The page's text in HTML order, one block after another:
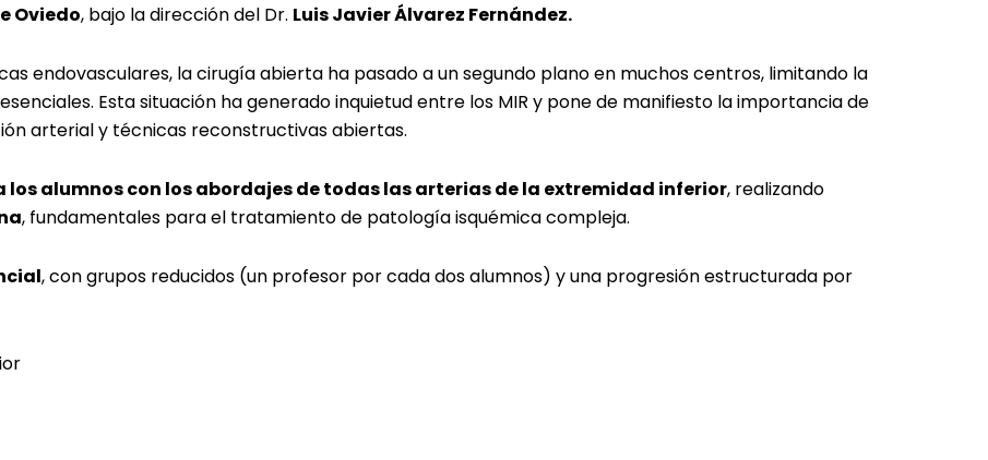
Oviedo, bajo la dirección del Dr. Luis Javier Álvarez Fernández.
endovasculares, la cirugía abierta ha pasado a un segundo plano en muchos centros, limitando la
Esta situación ha generado inquietud entre los MIR y pone de manifiesto la importancia de
arterial y técnicas reconstructivas abiertas.
alumnos con los abordajes de todas las arterias de la extremidad inferior, realizando
, fundamentales para el tratamiento de patología isquémica compleja.
, con grupos reducidos (un profesor por cada dos alumnos) y una progresión estructurada por